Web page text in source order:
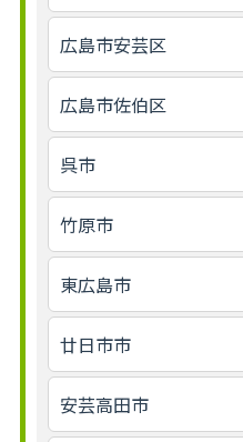
広島市安芸区
広島市佐伯区
呉市
竹原市
東広島市
廿日市市
安芸高田市